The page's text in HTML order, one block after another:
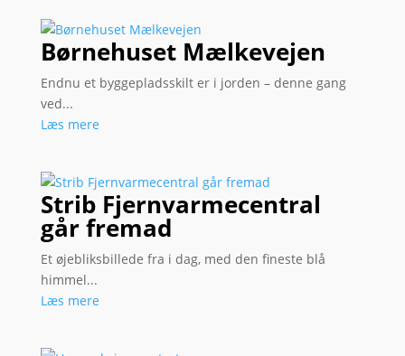
Børnehuset Mælkevejen
Endnu et byggepladsskilt er i jorden – denne gang
ved...
Læs mere
Strib Fjernvarmecentral
går fremad
Et øjebliksbillede fra i dag, med den fineste blå
himmel...
Læs mere